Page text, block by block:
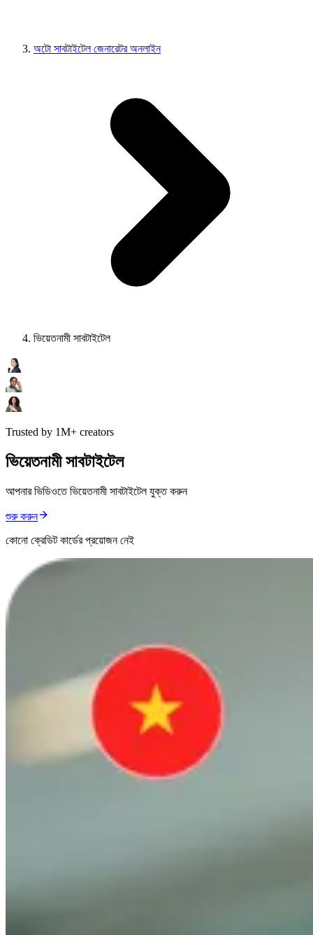
অটো সাবটাইটেল জেনারেটর অনলাইন
ভিয়েতনামী সাবটাইটেল
Trusted by 1M+ creators
ভিয়েতনামী সাবটাইটেল
আপনার ভিডিওতে ভিয়েতনামী সাবটাইটেল যুক্ত করুন
শুরু করুন
কোনো ক্রেডিট কার্ডের প্রয়োজন নেই